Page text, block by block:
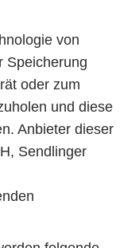
von
Speicherung
oder zum
und diese
Anbieter dieser
Sendlinger